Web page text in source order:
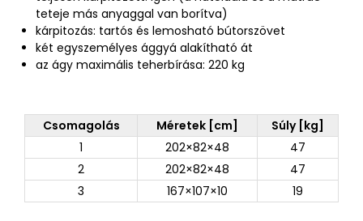
teteje más anyaggal van borítva)
kárpitozás: tartós és lemosható bútorszövet
két egyszemélyes ággyá alakítható át
az ágy maximális teherbírása: 220 kg
Csomagolás Méretek [cm]
Súly [kg]
1
202×82×48
47
2
202×82×48
47
3
167×107×10 19